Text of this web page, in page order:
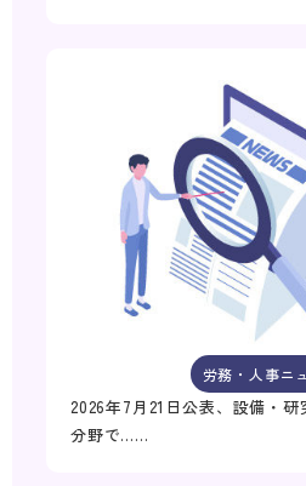
労務・人事ニ
2026年7月21日公表、設備・
分野で……